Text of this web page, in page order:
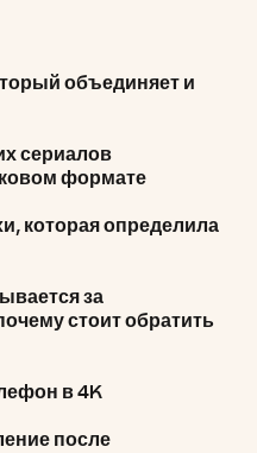
объединяет и
сериалов
формате
которая определила
за
стоит обратить
в 4K
после